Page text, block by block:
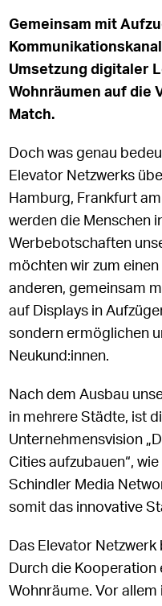
Gemeinsam mit
Umsetzung digitaler
Wohnräumen auf die
Match.
Doch was genau
Elevator Netzwerks
Hamburg, Frankfurt
werden die Menschen
Werbebotschaften
möchten wir zum
anderen, gemeinsam
auf Displays in
sondern ermöglichen
Neukund:innen.
Nach dem Ausbau
in mehrere Städte, ist
Unternehmensvision
Cities aufzubauen“,
Schindler Media
somit das innovative
Das Elevator
Durch die
Wohnräume. Vor